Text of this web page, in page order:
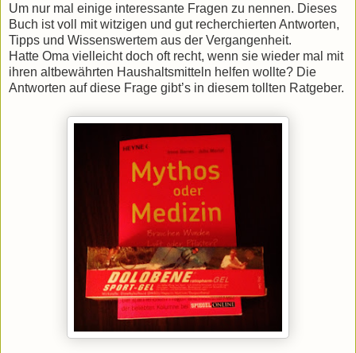
Um nur mal einige interessante Fragen zu nennen. Dieses
Buch ist voll mit witzigen und gut recherchierten Antworten,
Tipps und Wissenswertem aus der Vergangenheit.
Hatte Oma vielleicht doch oft recht, wenn sie wieder mal mit
ihren altbewährten Haushaltsmitteln helfen wollte? Die
Antworten auf diese Frage gibt’s in diesem tollten Ratgeber.